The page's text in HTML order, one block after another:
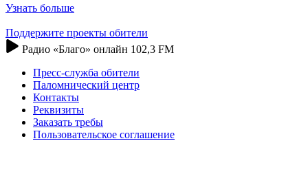
Узнать больше
Поддержите проекты обители
Радио «Благо» онлайн 102,3 FM
Пресс-служба обители
Паломнический центр
Контакты
Реквизиты
Заказать требы
Пользовательское соглашение